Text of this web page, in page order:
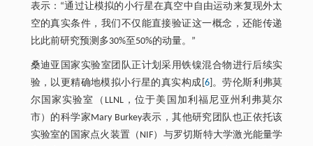
表示：“通过让模拟的小行星在真空中自由运动来复现外太
空的真实条件，我们不仅能直接验证这一概念，还能传递
比此前研究预测多30%至50%的动量。”
桑迪亚国家实验室团队正计划采用铁镍混合物进行后续实
验，以更精确地模拟小行星的真实构成[ 6]。劳伦斯利弗莫
尔国家实验室（LLNL，位于美国加利福尼亚州利弗莫尔
市）的科学家Mary Burkey表示，其他研究团队也正依托该
实验室的国家点火装置（NIF）与罗切斯特大学激光能量学